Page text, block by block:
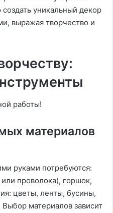
уникальный декор
выражая творчество и
работы!
материалов
руками потребуются:
проволока), горшок,
цветы, ленты, бусины,
материалов зависит